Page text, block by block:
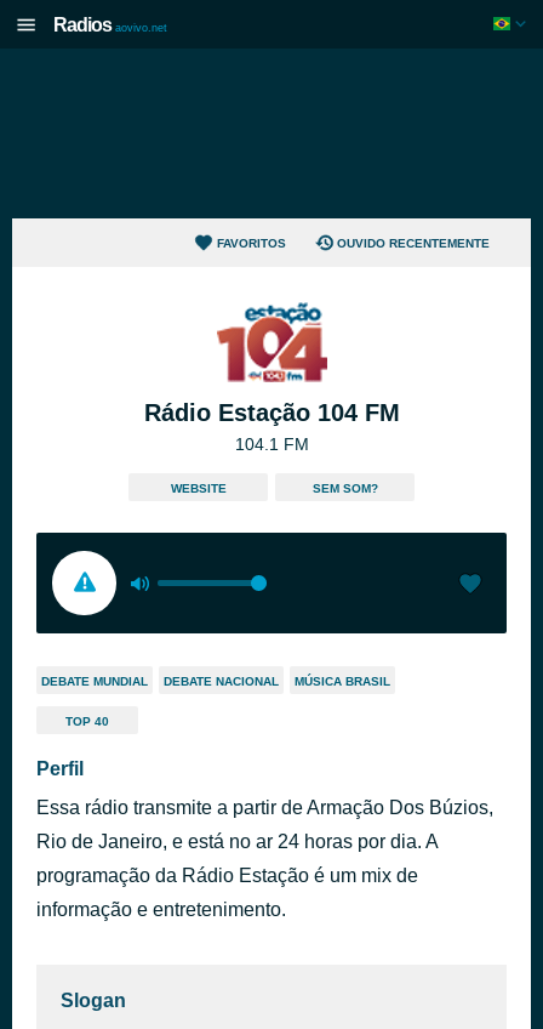
Radios aovivo.net
FAVORITOS OUVIDO RECENTEMENTE
Rádio Estação 104 FM
104.1 FM
WEBSITE SEM SOM?
DEBATE MUNDIAL DEBATE NACIONAL MÚSICA BRASIL
TOP 40
Perfil
Essa rádio transmite a partir de Armação Dos Búzios,
Rio de Janeiro, e está no ar 24 horas por dia. A
programação da Rádio Estação é um mix de
informação e entretenimento.
Slogan